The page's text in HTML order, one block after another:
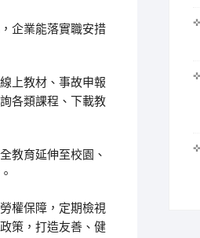
企業能落實職安措
上教材、事故申報
各類課程、下載教
教育延伸至校園、
權保障，定期檢視
策，打造友善、健